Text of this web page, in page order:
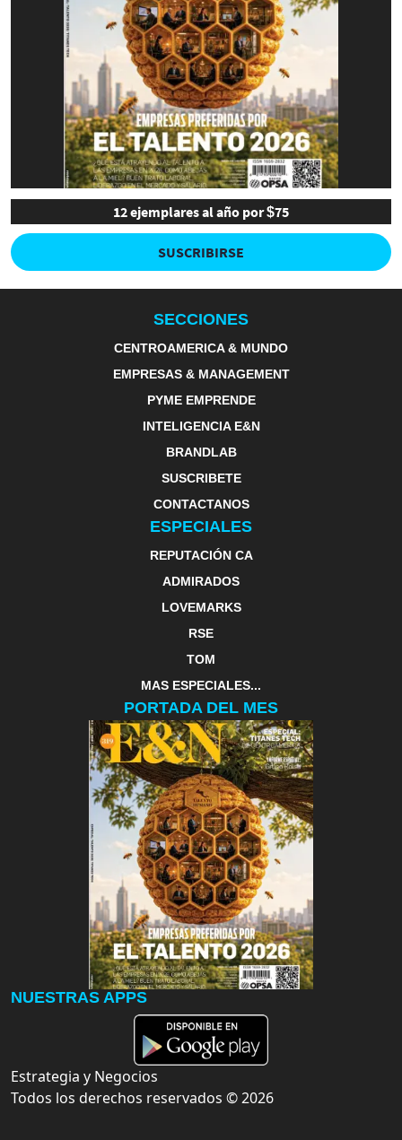
12 ejemplares al año por $75
SUSCRIBIRSE
SECCIONES
CENTROAMERICA & MUNDO
EMPRESAS & MANAGEMENT
PYME EMPRENDE
INTELIGENCIA E&N
BRANDLAB
SUSCRIBETE
CONTACTANOS
ESPECIALES
REPUTACIÓN CA
ADMIRADOS
LOVEMARKS
RSE
TOM
MAS ESPECIALES...
PORTADA DEL MES
NUESTRAS APPS
Estrategia y Negocios
Todos los derechos reservados ©2026